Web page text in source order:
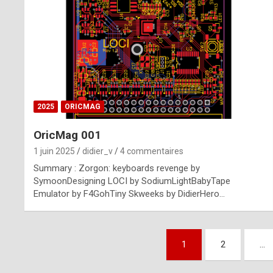
2025 ORICMAG
OricMag 001
1 juin 2025 didier_v 4 commentaires
Summary : Zorgon: keyboards revenge by
SymoonDesigning LOCI by SodiumLightBabyTape
Emulator by F4GohTiny Skweeks by DidierHero…
1 2 …